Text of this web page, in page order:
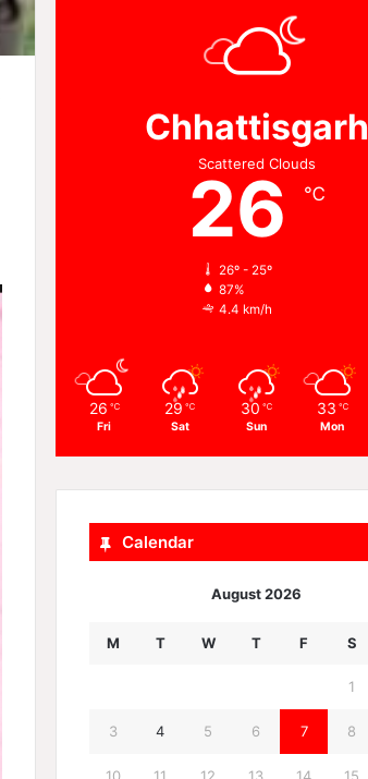
Chhattisgarh
Scattered Clouds
26 ℃
26º - 25º
87%
4.4 km/h
26 ℃
Fri
29 ℃
Sat
30 ℃
Sun
33 ℃
Mon
Calendar
August 2026
M T W T F S
1
3 4 5 6 7 8